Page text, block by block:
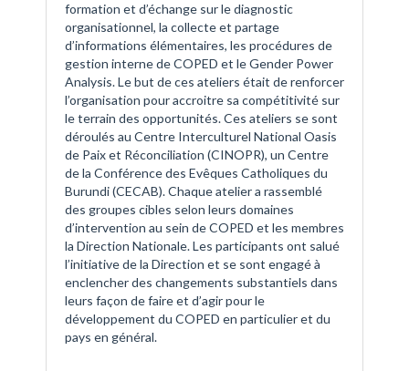
formation et d’échange sur le diagnostic
organisationnel, la collecte et partage
d’informations élémentaires, les procédures de
gestion interne de COPED et le Gender Power
Analysis. Le but de ces ateliers était de renforcer
l’organisation pour accroitre sa compétitivité sur
le terrain des opportunités. Ces ateliers se sont
déroulés au Centre Interculturel National Oasis
de Paix et Réconciliation (CINOPR), un Centre
de la Conférence des Evêques Catholiques du
Burundi (CECAB). Chaque atelier a rassemblé
des groupes cibles selon leurs domaines
d’intervention au sein de COPED et les membres
la Direction Nationale. Les participants ont salué
l’initiative de la Direction et se sont engagé à
enclencher des changements substantiels dans
leurs façon de faire et d’agir pour le
développement du COPED en particulier et du
pays en général.